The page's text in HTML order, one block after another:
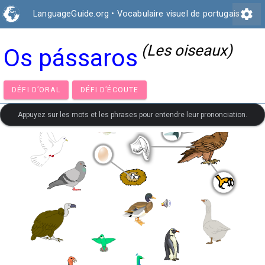
LanguageGuide.org • Vocabulaire visuel de portugaissettings
Os pássaros (Les oiseaux)
DÉFI D’ORAL DÉFI D’ÉCOUTE
Appuyez sur les mots et les phrases pour entendre leur prononciation.